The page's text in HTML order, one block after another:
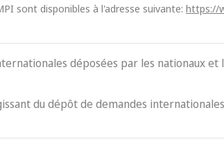
sont disponibles à l'adresse suivante: https://
déposées par les nationaux et
du dépôt de demandes